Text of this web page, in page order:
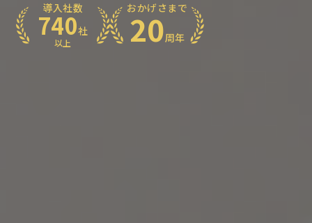
導入社数
740社
以上
おかげさまで
20周年